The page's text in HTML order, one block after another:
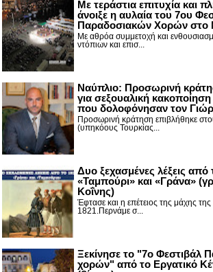
Με τεράστια επιτυχία και
άνοιξε η αυλαία του 7ου
Παραδοσιακών Χορών στο
Με αθρόα συμμετοχή και
ντόπιων και επισ...
Ναύπλιο: Προσωρινή
για σεξουαλική
που δολοφόνησαν τον
Προσωρινή κράτηση επιβλήθηκε
(υπηκόους Τουρκίας...
Δυο ξεχασμένες λέξεις από
«Ταμπούρι» και «Γράνα»
Κοΐνης)
Έφτασε και η επέτειος της μάχης
1821.Περνάμε σ...
Ξεκίνησε το "7ο Φεστιβάλ
χορών" από το Εργατικό